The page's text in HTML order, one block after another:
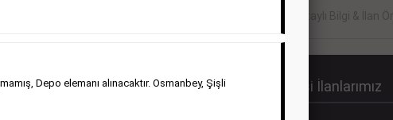
Detaylı Bilgi & İlan
Sabah Gazetesi İlanlarımız
Depo elemanı alınacaktır. Osmanbey, Şişli